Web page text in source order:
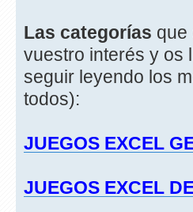
Las categorías que
vuestro interés y os
seguir leyendo los
todos):
JUEGOS EXCEL
JUEGOS EXCEL